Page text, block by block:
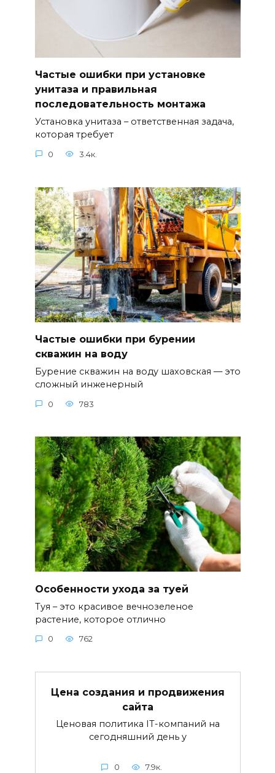
Частые ошибки при установке
унитаза и правильная
последовательность монтажа
Установка унитаза – ответственная задача,
которая требует
0 3.4к.
Частые ошибки при бурении
скважин на воду
Бурение скважин на воду шаховская — это
сложный инженерный
0 783
Особенности ухода за туей
Туя – это красивое вечнозеленое
растение, которое отлично
0 762
Цена создания и продвижения
сайта
Ценовая политика IT-компаний на
сегодняшний день у
0 7.9к.